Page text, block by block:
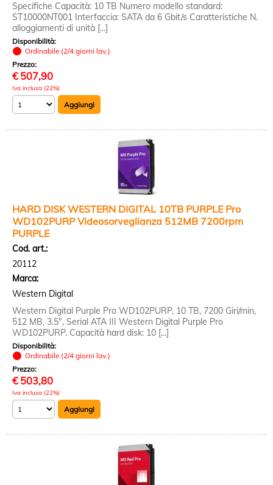
Specifiche Capacità: 10 TB Numero modello standard:
ST10000NT001 Interfaccia: SATA da 6 Gbit/s Caratteristiche N.
alloggiamenti di unità [...]
Disponibilità:
Ordinabile (2/4 giorni lav.)
Prezzo:
€ 507,90
Iva inclusa (22%)
HARD DISK WESTERN DIGITAL 10TB PURPLE Pro
WD102PURP Videosorveglianza 512MB 7200rpm
PURPLE
Cod. art.:
20112
Marca:
Western Digital
Western Digital Purple Pro WD102PURP, 10 TB, 7200 Giri/min,
512 MB, 3.5", Serial ATA III Western Digital Purple Pro
WD102PURP. Capacità hard disk: 10 [...]
Disponibilità:
Ordinabile (2/4 giorni lav.)
Prezzo:
€ 503,80
Iva inclusa (22%)